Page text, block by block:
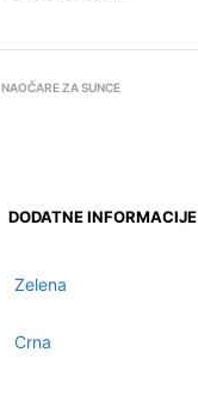
NAOČARE ZA SUNCE
DODATNE INFORMACIJE
Zelena
Crna